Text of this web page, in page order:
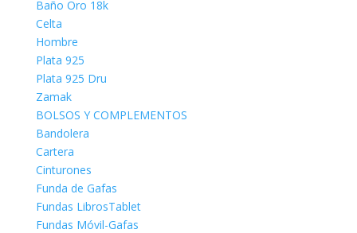
Baño Oro 18k
Celta
Hombre
Plata 925
Plata 925 Dru
Zamak
BOLSOS Y COMPLEMENTOS
Bandolera
Cartera
Cinturones
Funda de Gafas
Fundas LibrosTablet
Fundas Móvil-Gafas